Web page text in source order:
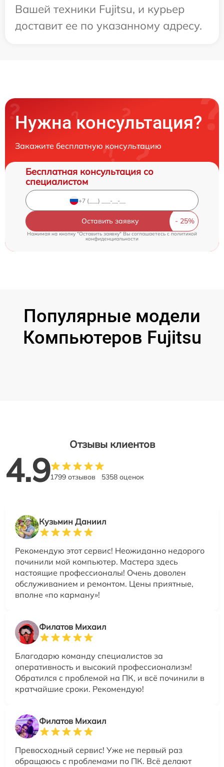
Вашей техники Fujitsu, и курьер
доставит ее по указанному адресу.
Нужна консультация?
Закажите бесплатную консультацию
Бесплатная консультация со
специалистом
Оставить заявку
Нажимая на кнопку "Оставить заявку" Вы соглашаетесь cполитикой
конфиденциальности
Популярные модели
Компьютеров Fujitsu
Отзывы клиентов
4.91799 отзывов 5358 оценок
Кузьмин Даниил
Рекомендую этот сервис! Неожиданно недорого
починили мой компьютер. Мастера здесь
настоящие профессионалы! Очень доволен
обслуживанием и ремонтом. Цены приятные,
вполне «по карману»!
Филатов Михаил
Благодарю команду специалистов за
оперативность и высокий профессионализм!
Обратился с проблемой на ПК, и всё починили в
кратчайшие сроки. Рекомендую!
Филатов Михаил
Превосходный сервис! Уже не первый раз
обращаюсь с проблемами по ПК. Всё делают